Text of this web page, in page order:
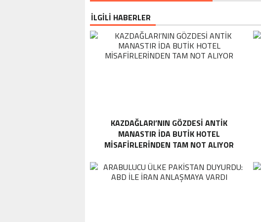
İLGİLİ HABERLER
KAZDAĞLARI’NIN GÖZDESI ANTIK
MANASTIR İDA BUTIK HOTEL
MISAFIRLERINDEN TAM NOT ALIYOR